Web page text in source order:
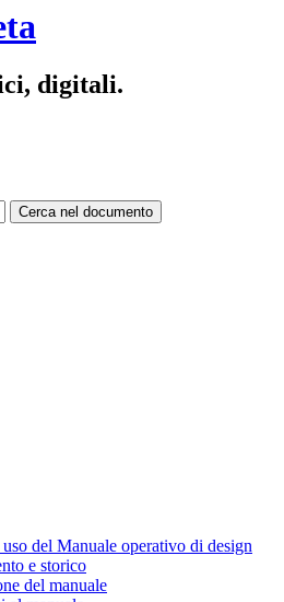
digitali.
Cerca nel documento
del Manuale operativo di design
e storico
del manuale